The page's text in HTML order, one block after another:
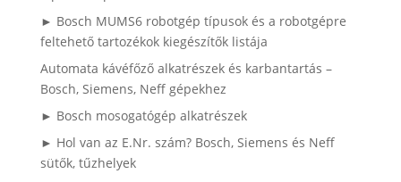
► Bosch MUMS6 robotgép típusok és a robotgépre
feltehető tartozékok kiegészítők listája
Automata kávéfőző alkatrészek és karbantartás –
Bosch, Siemens, Neff gépekhez
► Bosch mosogatógép alkatrészek
► Hol van az E.Nr. szám? Bosch, Siemens és Neff
sütők, tűzhelyek